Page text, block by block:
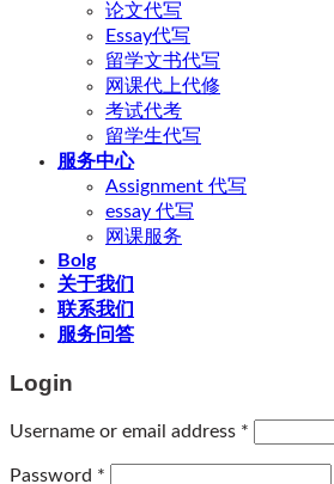
论文代写
Essay代写
留学文书代写
网课代上代修
考试代考
留学生代写
服务中心
Assignment 代写
essay 代写
网课服务
Bolg
关于我们
联系我们
服务问答
Login
Username or email address *
Password *